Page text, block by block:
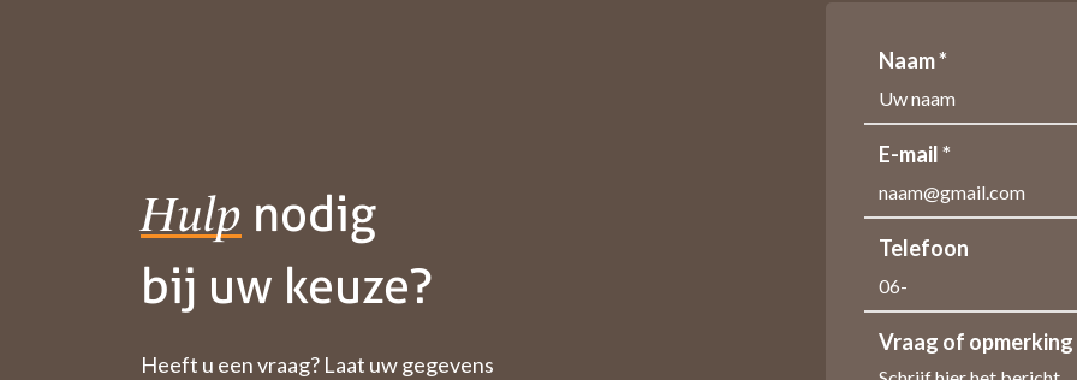
Hulp nodig
bij uw keuze?
Heeft u een vraag? Laat uw gegevens
Naam *
E-mail *
Telefoon
Vraag of opmerking